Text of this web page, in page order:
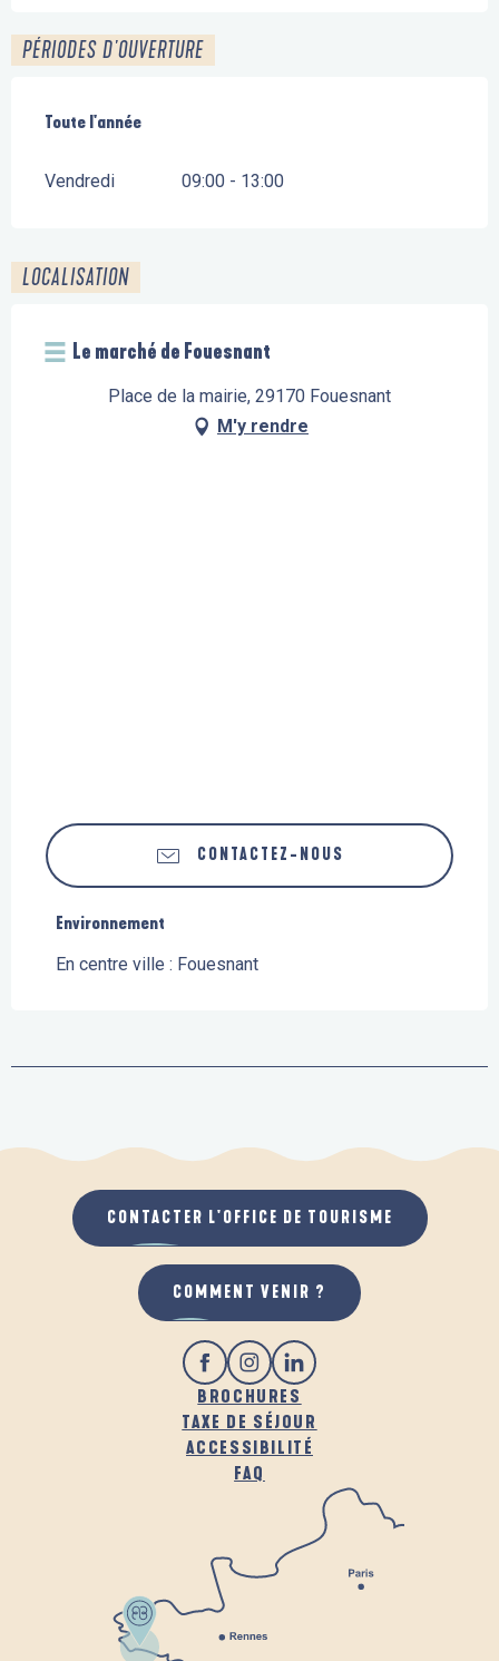
PÉRIODES D'OUVERTURE
Toute l'année
Toute l'année
Vendredi 09:00 - 13:00
LOCALISATION
Le marché de Fouesnant
Place de la mairie, 29170 Fouesnant
M'y rendre
CONTACTEZ-NOUS
Environnement
Environnement
En centre ville : Fouesnant
BROCHURES
TAXE DE SÉJOUR
ACCESSIBILITÉ
FAQ
CONTACTER L'OFFICE DE TOURISME
COMMENT VENIR ?